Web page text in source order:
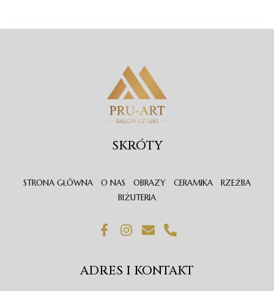
SKRÓTY
STRONA GŁÓWNA O NAS OBRAZY CERAMIKA
RZEŹBA
BIŻUTERIA
F
a
b
I
n
a
E
n
l
P
h
n
e
ADRES I KONTAKT